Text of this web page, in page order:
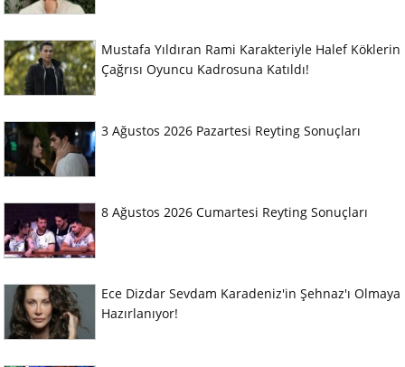
Mustafa Yıldıran Rami Karakteriyle Halef Köklerin
Çağrısı Oyuncu Kadrosuna Katıldı!
3 Ağustos 2026 Pazartesi Reyting Sonuçları
8 Ağustos 2026 Cumartesi Reyting Sonuçları
Ece Dizdar Sevdam Karadeniz'in Şehnaz'ı Olmaya
Hazırlanıyor!